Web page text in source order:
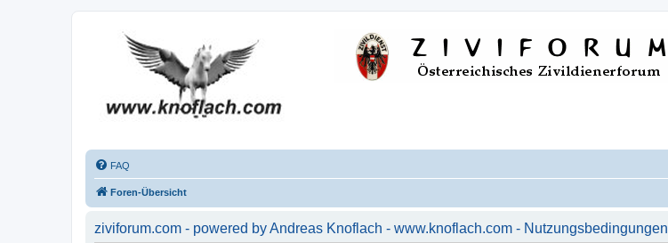
FAQ
Foren-Übersicht
ziviforum.com - powered by Andreas Knoflach - www.knoflach.com - Nutzungsbedingungen